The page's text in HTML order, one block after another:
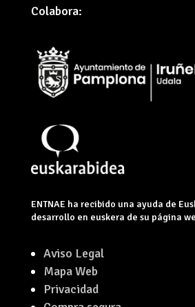
Colabora:
ENTNAE ha recibido una ayuda de
desarrollo en euskera de su página
Aviso Legal
Mapa Web
Privacidad